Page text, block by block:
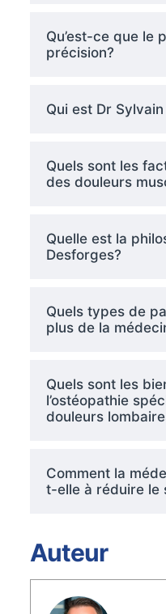
Qu’est-ce que le
précision?
Qui est Dr
Quels sont les
des douleurs
Quelle est la
Desforges?
Quels types de
plus de la
Quels sont les
l’ostéopathie
douleurs
Comment la
t-elle à réduire le
Auteur